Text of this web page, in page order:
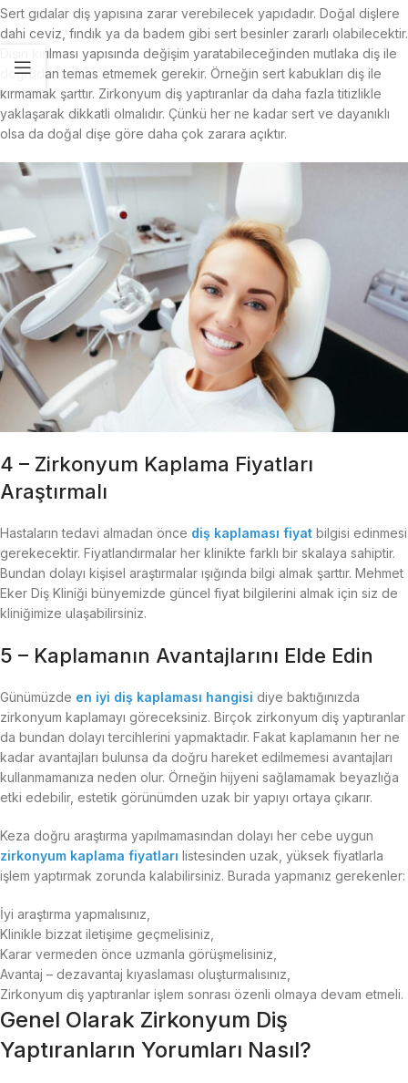
Sert gıdalar diş yapısına zarar verebilecek yapıdadır. Doğal dişlere
dahi ceviz, fındık ya da badem gibi sert besinler zararlı olabilecektir.
Dişin kırılması yapısında değişim yaratabileceğinden mutlaka diş ile
doğrudan temas etmemek gerekir. Örneğin sert kabukları diş ile
kırmamak şarttır. Zirkonyum diş yaptıranlar da daha fazla titizlikle
yaklaşarak dikkatli olmalıdır. Çünkü her ne kadar sert ve dayanıklı
olsa da doğal dişe göre daha çok zarara açıktır.
4 – Zirkonyum Kaplama Fiyatları
Araştırmalı
Hastaların tedavi almadan önce diş kaplaması fiyat bilgisi edinmesi
gerekecektir. Fiyatlandırmalar her klinikte farklı bir skalaya sahiptir.
Bundan dolayı kişisel araştırmalar ışığında bilgi almak şarttır. Mehmet
Eker Diş Kliniği bünyemizde güncel fiyat bilgilerini almak için siz de
kliniğimize ulaşabilirsiniz.
5 – Kaplamanın Avantajlarını Elde Edin
Günümüzde en iyi diş kaplaması hangisi diye baktığınızda
zirkonyum kaplamayı göreceksiniz. Birçok zirkonyum diş yaptıranlar
da bundan dolayı tercihlerini yapmaktadır. Fakat kaplamanın her ne
kadar avantajları bulunsa da doğru hareket edilmemesi avantajları
kullanmamanıza neden olur. Örneğin hijyeni sağlamamak beyazlığa
etki edebilir, estetik görünümden uzak bir yapıyı ortaya çıkarır.
Keza doğru araştırma yapılmamasından dolayı her cebe uygun
zirkonyum kaplama fiyatları listesinden uzak, yüksek fiyatlarla
işlem yaptırmak zorunda kalabilirsiniz. Burada yapmanız gerekenler:
İyi araştırma yapmalısınız,
Klinikle bizzat iletişime geçmelisiniz,
Karar vermeden önce uzmanla görüşmelisiniz,
Avantaj – dezavantaj kıyaslaması oluşturmalısınız,
Zirkonyum diş yaptıranlar işlem sonrası özenli olmaya devam etmeli.
Genel Olarak Zirkonyum Diş
Yaptıranların Yorumları Nasıl?